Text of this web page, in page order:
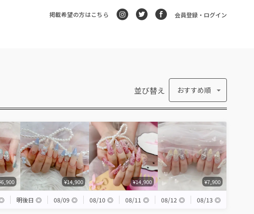
掲載希望の方はこちら 会員登録・ログイン
並び替え おすすめ順
¥14,900 ¥14,900 ¥7,900
明後日 ◎ 08/09 ◎ 08/10 ◎ 08/11 ◎ 08/12 ◎ 08/13 ◎